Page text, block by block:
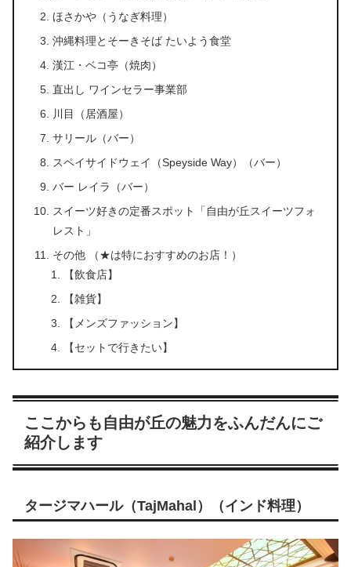
ほさかや（うなぎ料理）
沖縄料理とそーきそば たいよう食堂
漢江・ベコ亭（焼肉）
直出し ワインセラー事業部
川目（居酒屋）
サリール（バー）
スペイサイドウェイ（Speyside Way）（バー）
バー レイラ（バー）
スイーツ好きの定番スポット「自由が丘スイーツフォ
レスト」
その他 （★は特におすすめのお店！）
【飲食店】
【雑貨】
【メンズファッション】
【セットで行きたい】
ここからも自由が丘の魅力をふんだんにご
紹介します
タージマハール（TajMahal）（インド料理）